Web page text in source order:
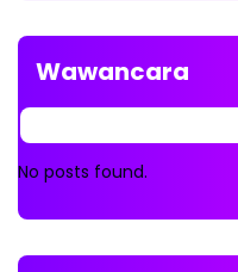
Wawancara
No posts found.